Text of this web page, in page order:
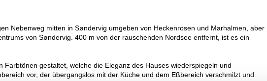
Nebenweg mitten in Søndervig umgeben von Heckenrosen und Marhalmen, aber
von Søndervig. 400 m von der rauschenden Nordsee entfernt, ist es ein
gestaltet, welche die Eleganz des Hauses wiederspiegeln und
vor, der übergangslos mit der Küche und dem Eßbereich verschmilzt und